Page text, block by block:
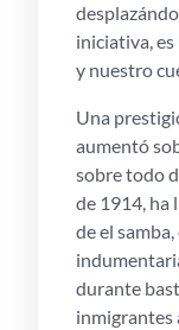
iniciativa,
y nuestro
Una
aumentó
sobre todo
de 1914, ha
de el
durante
inmigrantes